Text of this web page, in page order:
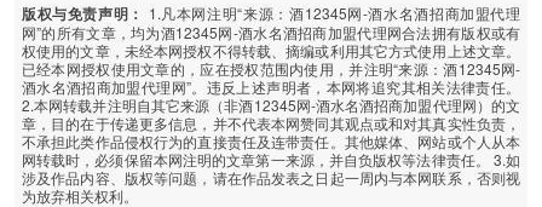
版权与免责声明： 1.凡本网注明“来源：酒12345网-酒水名酒招商加盟代理
网”的所有文章，均为酒12345网-酒水名酒招商加盟代理网合法拥有版权或有
权使用的文章，未经本网授权不得转载、摘编或利用其它方式使用上述文章。
已经本网授权使用文章的，应在授权范围内使用，并注明“来源：酒12345网-
酒水名酒招商加盟代理网”。违反上述声明者，本网将追究其相关法律责任。
2.本网转载并注明自其它来源（非酒12345网-酒水名酒招商加盟代理网）的文
章，目的在于传递更多信息，并不代表本网赞同其观点或和对其真实性负责，
不承担此类作品侵权行为的直接责任及连带责任。其他媒体、网站或个人从本
网转载时，必须保留本网注明的文章第一来源，并自负版权等法律责任。 3.如
涉及作品内容、版权等问题，请在作品发表之日起一周内与本网联系，否则视
为放弃相关权利。